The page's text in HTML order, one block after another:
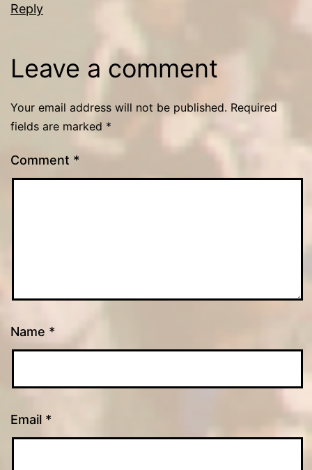
Reply
Leave a comment
Your email address will not be published. Required
fields are marked *
Comment *
Name *
Email *